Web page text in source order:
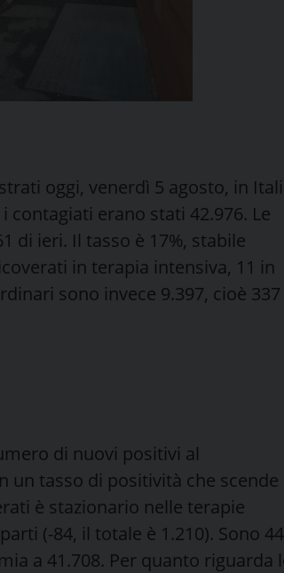
oggi, venerdì 5 agosto, in
erano stati 42.976. Le
di ieri. Il tasso è 17%, stabile
in terapia intensiva, 11 in
sono invece 9.397, cioè 337
di nuovi positivi al
un tasso di positività che scende
è stazionario nelle terapie
(-84, il totale è 1.210). Sono
a 41.708. Per quanto riguarda